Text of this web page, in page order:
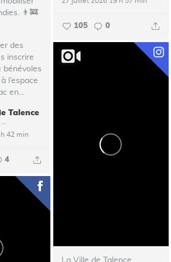
105 0
👨‍🚒
des
inscrire
bénévoles
l’espace
en...
Talence
42 min
4
La Ville de Talence